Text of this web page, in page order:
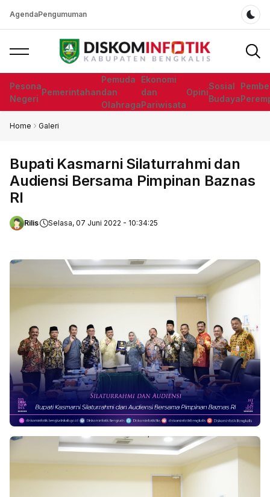
AgendaPengumuman
Pesona
Negeri
Pemerintahan
Pemuda
dan
Olahraga
Ekonomi
dan
Pariwisata
Opini
Sosial
Budaya
Home Galeri
Bupati Kasmarni Silaturrahmi dan
Audiensi Bersama Pimpinan Baznas
RI
Rilis Selasa, 07 Juni 2022 - 10:34:25